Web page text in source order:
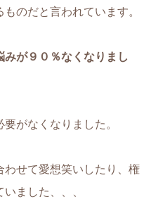
のだと言われています。
が９０％なくなりまし
がなくなりました。
せて愛想笑いしたり、権
ました、、、